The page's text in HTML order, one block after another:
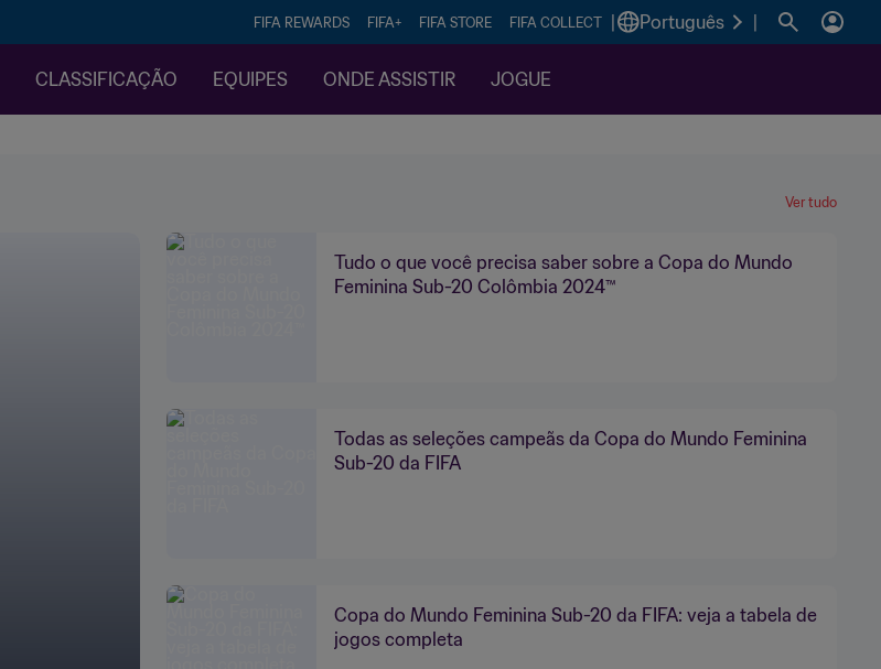
FIFA REWARDS FIFA+ FIFA STORE FIFA COLLECT Português
CLASSIFICAÇÃO EQUIPES ONDE ASSISTIR JOGUE
Ver tudo
Tudo o que você precisa saber sobre a Copa do Mundo
Feminina Sub-20 Colômbia 2024™
Todas as seleções campeãs da Copa do Mundo Feminina
Sub-20 da FIFA
Copa do Mundo Feminina Sub-20 da FIFA: veja a tabela de
jogos completa